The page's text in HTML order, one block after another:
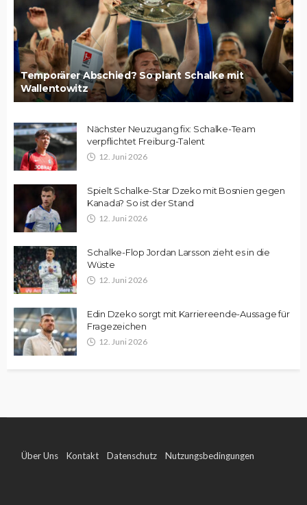
Temporärer Abschied? So plant Schalke mit
Wallentowitz
Nächster Neuzugang fix: Schalke-Team
verpflichtet Freiburg-Talent
12. Juni 2026
Spielt Schalke-Star Dzeko mit Bosnien gegen
Kanada? So ist der Stand
12. Juni 2026
Schalke-Flop Jordan Larsson zieht es in die
Wüste
12. Juni 2026
Edin Dzeko sorgt mit Karriereende-Aussage für
Fragezeichen
12. Juni 2026
Über Uns Kontakt Datenschutz Nutzungsbedingungen